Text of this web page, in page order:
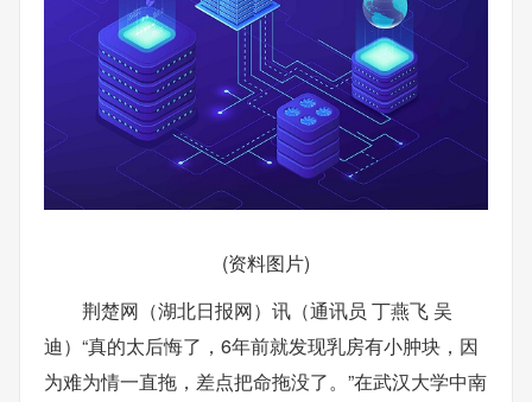
(资料图片)
荆楚网（湖北日报网）讯（通讯员 丁燕飞 吴
迪）“真的太后悔了，6年前就发现乳房有小肿块，因
为难为情一直拖，差点把命拖没了。”在武汉大学中南